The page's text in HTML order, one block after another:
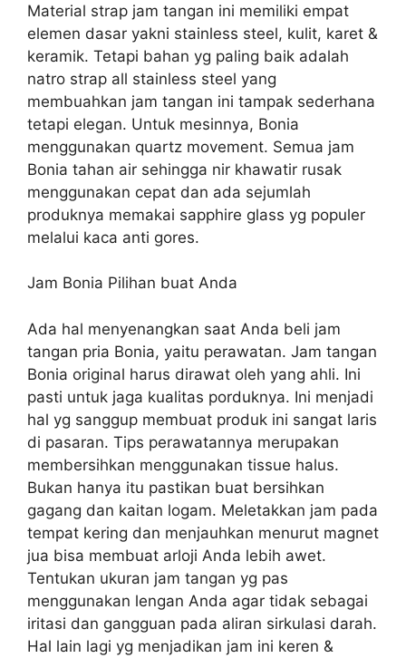
Material strap jam tangan ini memiliki empat
elemen dasar yakni stainless steel, kulit, karet &
keramik. Tetapi bahan yg paling baik adalah
natro strap all stainless steel yang
membuahkan jam tangan ini tampak sederhana
tetapi elegan. Untuk mesinnya, Bonia
menggunakan quartz movement. Semua jam
Bonia tahan air sehingga nir khawatir rusak
menggunakan cepat dan ada sejumlah
produknya memakai sapphire glass yg populer
melalui kaca anti gores.
Jam Bonia Pilihan buat Anda
Ada hal menyenangkan saat Anda beli jam
tangan pria Bonia, yaitu perawatan. Jam tangan
Bonia original harus dirawat oleh yang ahli. Ini
pasti untuk jaga kualitas porduknya. Ini menjadi
hal yg sanggup membuat produk ini sangat laris
di pasaran. Tips perawatannya merupakan
membersihkan menggunakan tissue halus.
Bukan hanya itu pastikan buat bersihkan
gagang dan kaitan logam. Meletakkan jam pada
tempat kering dan menjauhkan menurut magnet
jua bisa membuat arloji Anda lebih awet.
Tentukan ukuran jam tangan yg pas
menggunakan lengan Anda agar tidak sebagai
iritasi dan gangguan pada aliran sirkulasi darah.
Hal lain lagi yg menjadikan jam ini keren &